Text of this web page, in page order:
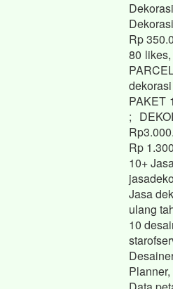
Rp
80
PAKET
;
Rp
10+
Jasa
ulang
10